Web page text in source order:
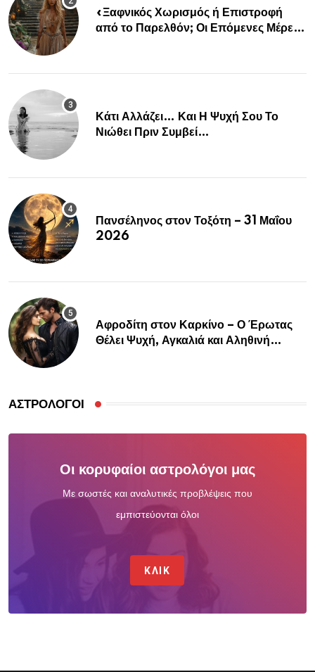
«Ξαφνικός Χωρισμός ή Επιστροφή
από το Παρελθόν; Οι Επόμενες Μέρες
Κάτι Αλλάζει… Και Η Ψυχή Σου Το
Νιώθει Πριν Συμβεί…
Πανσέληνος στον Τοξότη – 31 Μαΐου
2026
Αφροδίτη στον Καρκίνο – Ο Έρωτας
Θέλει Ψυχή, Αγκαλιά και Αληθινή
ΑΣΤΡΟΛΌΓΟΙ
Οι κορυφαίοι αστρολόγοι μας
Με σωστές και αναλυτικές προβλέψεις που
εμπιστεύονται όλοι
ΚΛΙΚ